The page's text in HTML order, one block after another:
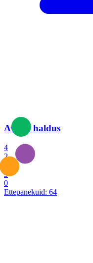
Avalik haldus
4
2
3
0
Ettepanekuid: 64